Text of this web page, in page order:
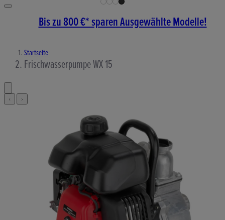
Bis zu 800 €* sparen Ausgewählte Modelle!
Startseite
Frischwasserpumpe WX 15